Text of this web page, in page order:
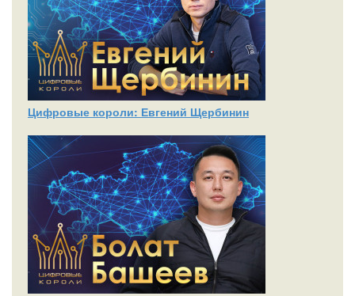
Цифровые короли: Евгений Щербинин